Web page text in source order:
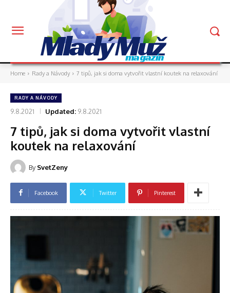
Mladý Muž
magazín
Home Rady a Návody 7 tipů, jak si doma vytvořit vlastní koutek na relaxování
RADY A NÁVODY
9.8.2021 Updated: 9.8.2021
7 tipů, jak si doma vytvořit vlastní
koutek na relaxování
By SvetZeny
Facebook Twitter Pinterest